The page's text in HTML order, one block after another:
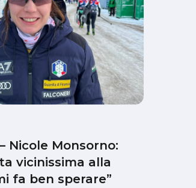
Nicole Monsorno:
vicinissima alla
fa ben sperare”